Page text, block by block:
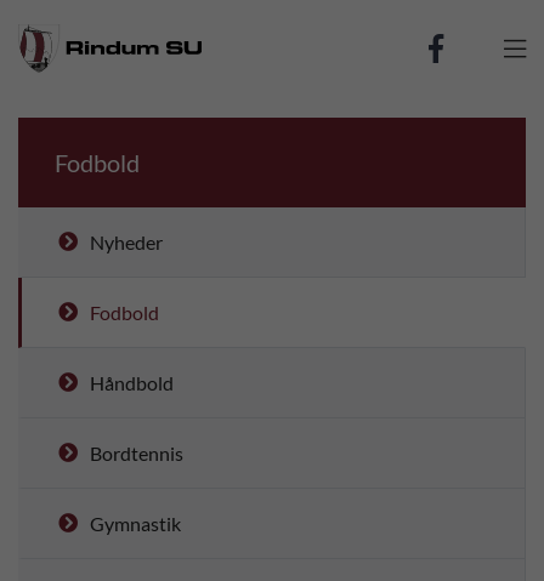

Fodbold
Nyheder
Fodbold
Håndbold
Bordtennis
Gymnastik